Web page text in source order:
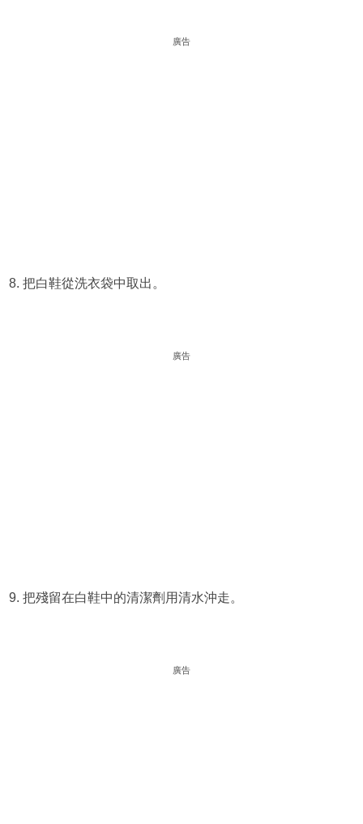
廣告
8. 把白鞋從洗衣袋中取出。
廣告
9. 把殘留在白鞋中的清潔劑用清水沖走。
廣告